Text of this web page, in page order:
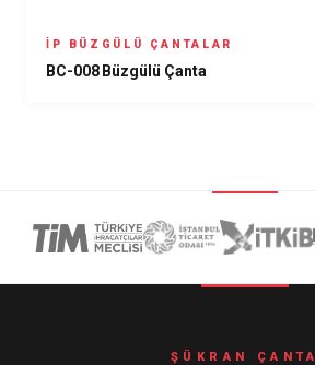
İP BÜZGÜLÜ ÇANTALAR
BC-008 Büzgülü Çanta
ŞÜKRAN ÇANTA